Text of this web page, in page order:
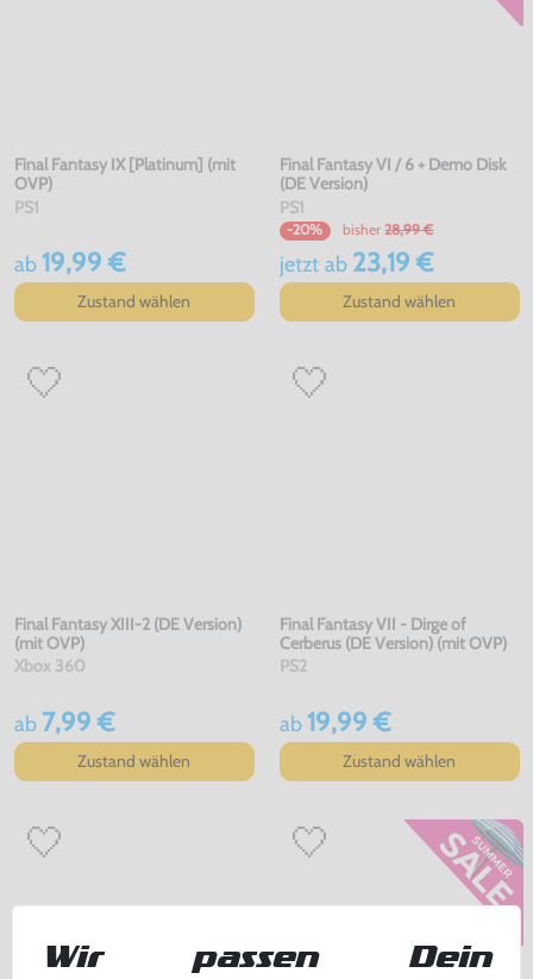
Final Fantasy IX [Platinum] (mit
OVP)
PS1
ab 19,99 €
Zustand wählen
Final Fantasy VI / 6 + Demo Disk
(DE Version)
PS1
-20% bisher 28,99 €
jetzt ab 23,19 €
Zustand wählen
Final Fantasy XIII-2 (DE Version)
(mit OVP)
Xbox 360
ab 7,99 €
Zustand wählen
Final Fantasy VII - Dirge of
Cerberus (DE Version) (mit OVP)
PS2
ab 19,99 €
Zustand wählen
Wir passen Dein